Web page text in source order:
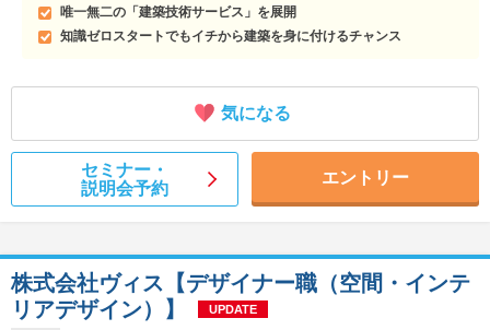
唯一無二の「建築技術サービス」を展開
知識ゼロスタートでもイチから建築を身に付けるチャンス
気になる
セミナー・
説明会予約
エントリー
株式会社ヴィス【デザイナー職（空間・インテ
リアデザイン）】
UPDATE